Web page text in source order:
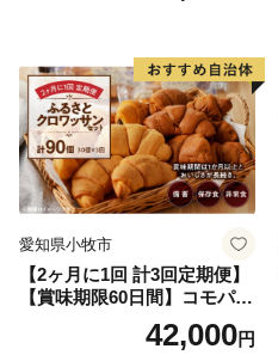
愛知県小牧市
【2ヶ月に1回 計3回定期便】
【賞味期限60日間】コモパ
ン ふるさとクロワッサンセ
ット（計90個）／災害用備蓄
42,000円